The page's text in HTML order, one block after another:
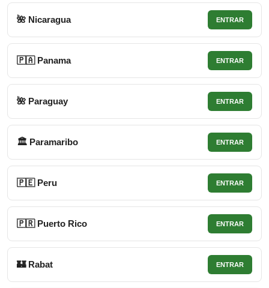
🌺 Nicaragua ENTRAR
🇵🇦 Panama ENTRAR
🌺 Paraguay ENTRAR
🏛 Paramaribo ENTRAR
🇵🇪 Peru ENTRAR
🇵🇷 Puerto Rico ENTRAR
🏰 Rabat ENTRAR